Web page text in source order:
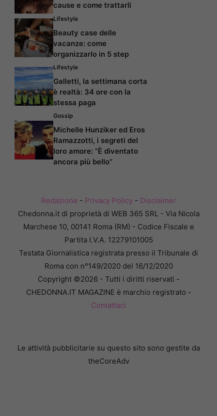
cause e come trattarli
Lifestyle
Beauty case delle
vacanze: come
organizzarlo in 5 step
Lifestyle
Galletti, la settimana corta
è realtà: 34 ore con la
stessa paga
Gossip
Michelle Hunziker ed Eros
Ramazzotti, i segreti del
loro amore: “È diventato
ancora più bello”
Redazione - Privacy Policy- Disclaimer
Chedonna.it di proprietà di WEB 365 SRL - Via Nicola
Marchese 10, 00141 Roma (RM) - Codice Fiscale e
Partita I.V.A. 12279101005
Testata Giornalistica registrata presso il Tribunale di
Roma con n°149/2020 del 16/12/2020
Copyright ©2026 - Tutti i diritti riservati -
CHEDONNA.IT MAGAZINE è marchio registrato -
Contattaci
Le attività pubblicitarie su questo sito sono gestite da
theCoreAdv